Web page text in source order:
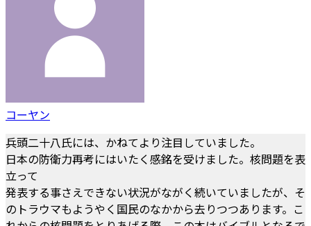
コーヤン
兵頭二十八氏には、かねてより注目していました。
日本の防衛力再考にはいたく感銘を受けました。核問題を表
立って
発表する事さえできない状況がながく続いていましたが、そ
のトラウマもようやく国民のなかから去りつつあります。こ